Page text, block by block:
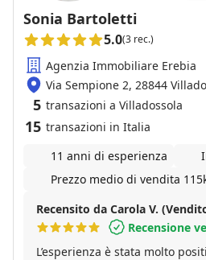
Sonia Bartoletti
5.0(3 rec.)
Agenzia Immobiliare Erebia
Via Sempione 2, 28844
5 transazioni a Villadossola
15 transazioni in Italia
11 anni di esperienza
Prezzo medio di vendita
Recensito da Carola V.
Recensione
L’esperienza è stata molto positiva